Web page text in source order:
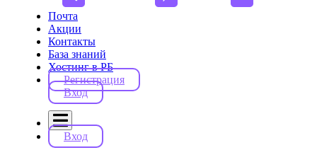
Почта
Акции
Контакты
База знаний
Хостинг в РБ
Регистрация
Вход
Вход